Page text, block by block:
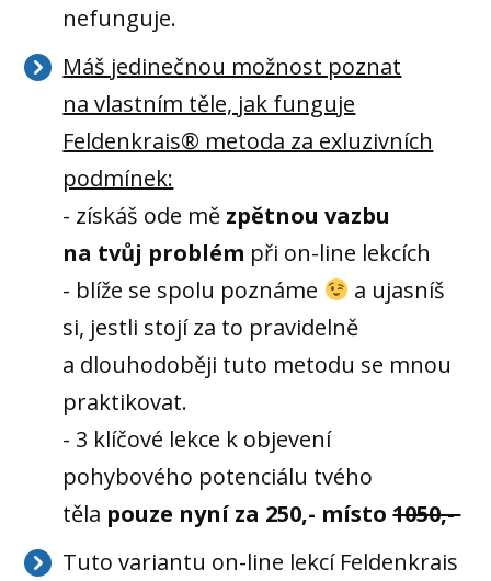
nefunguje.
Máš jedinečnou možnost poznat
na vlastním těle, jak funguje
Feldenkrais® metoda za exluzivních
podmínek:
- získáš ode mě zpětnou vazbu
na tvůj problém při on-line lekcích
- blíže se spolu poznáme
a ujasníš
si, jestli stojí za to pravidelně
a dlouhodoběji tuto metodu se mnou
praktikovat.
- 3 klíčové lekce k objevení
pohybového potenciálu tvého
těla pouze nyní za 250,- místo1050,-
Tuto variantu on-line lekcí Feldenkrais